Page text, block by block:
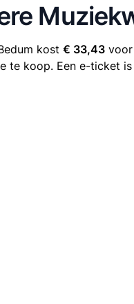
kost € 33,43
te koop. Een e-ticket